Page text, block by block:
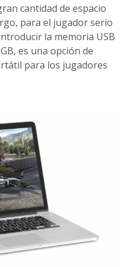
cantidad de espacio
para el jugador serio
la memoria USB
es una opción de
para los jugadores